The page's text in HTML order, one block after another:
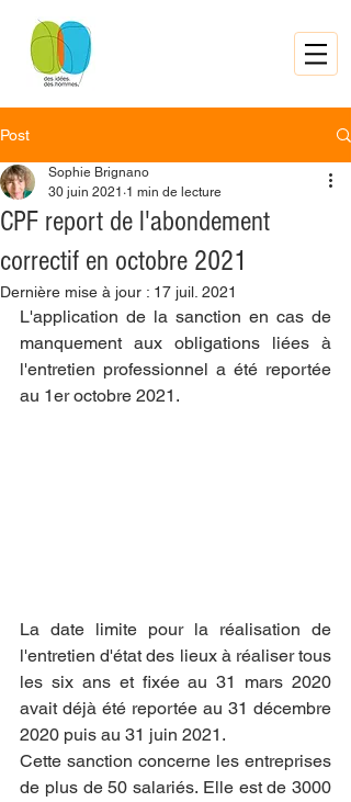
Post
CPF report de l'abondement
correctif en octobre 2021
Sophie Brignano
30 juin 2021 1 min de lecture
Dernière mise à jour : 17 juil. 2021
L'application de la sanction en cas de
manquement aux obligations liées à
l'entretien professionnel a été reportée
au 1er octobre 2021.
La date limite pour la réalisation de
l'entretien d'état des lieux à réaliser tous
les six ans et fixée au 31 mars 2020
avait déjà été reportée au 31 décembre
2020 puis au 31 juin 2021.
Cette sanction concerne les entreprises
de plus de 50 salariés. Elle est de 3000